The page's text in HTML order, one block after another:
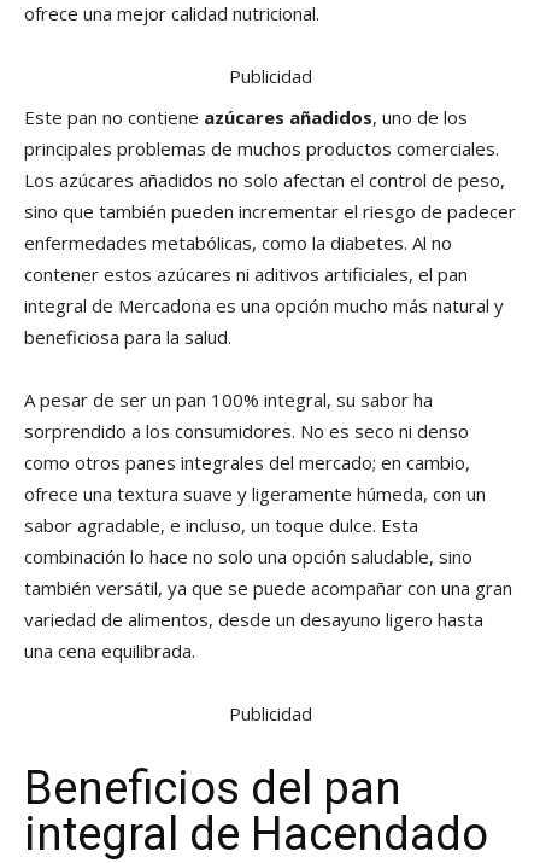
ofrece una mejor calidad nutricional.
Publicidad
Este pan no contiene azúcares añadidos, uno de los
principales problemas de muchos productos comerciales.
Los azúcares añadidos no solo afectan el control de peso,
sino que también pueden incrementar el riesgo de padecer
enfermedades metabólicas, como la diabetes. Al no
contener estos azúcares ni aditivos artificiales, el pan
integral de Mercadona es una opción mucho más natural y
beneficiosa para la salud.
A pesar de ser un pan 100% integral, su sabor ha
sorprendido a los consumidores. No es seco ni denso
como otros panes integrales del mercado; en cambio,
ofrece una textura suave y ligeramente húmeda, con un
sabor agradable, e incluso, un toque dulce. Esta
combinación lo hace no solo una opción saludable, sino
también versátil, ya que se puede acompañar con una gran
variedad de alimentos, desde un desayuno ligero hasta
una cena equilibrada.
Publicidad
Beneficios del pan
integral de Hacendado